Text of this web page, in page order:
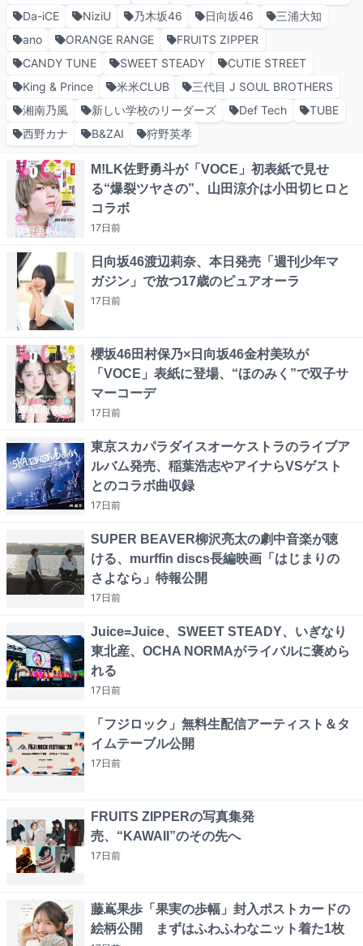
Da-iCE
NiziU 乃木坂46 日向坂46
三浦大知
ano
ORANGE RANGE
FRUITS ZIPPER
CANDY TUNE
SWEET STEADY
CUTIE STREET
King & Prince
米米CLUB
三代目 J SOUL BROTHERS
湘南乃風
新しい学校のリーダーズ Def Tech
TUBE
西野カナ
B&ZAI 狩野英孝
M!LK佐野勇斗が「VOCE」初表紙で見せ
る“爆裂ツヤさの”、山田涼介は小田切ヒロと
コラボ
17日前
日向坂46渡辺莉奈、本日発売「週刊少年マ
ガジン」で放つ17歳のピュアオーラ
17日前
櫻坂46田村保乃×日向坂46金村美玖が
「VOCE」表紙に登場、“ほのみく”で双子サ
マーコーデ
17日前
東京スカパラダイスオーケストラのライブア
ルバム発売、稲葉浩志やアイナらVSゲスト
とのコラボ曲収録
17日前
SUPER BEAVER柳沢亮太の劇中音楽が聴
ける、murffin discs長編映画「はじまりの
さよなら」特報公開
17日前
Juice=Juice、SWEET STEADY、いぎなり
東北産、OCHA NORMAがライバルに褒めら
れる
17日前
「フジロック」無料生配信アーティスト＆タ
イムテーブル公開
17日前
FRUITS ZIPPERの写真集発
売、“KAWAII”のその先へ
17日前
藤嶌果歩「果実の歩幅」封入ポストカードの
絵柄公開 まずはふわふわなニット着た1枚